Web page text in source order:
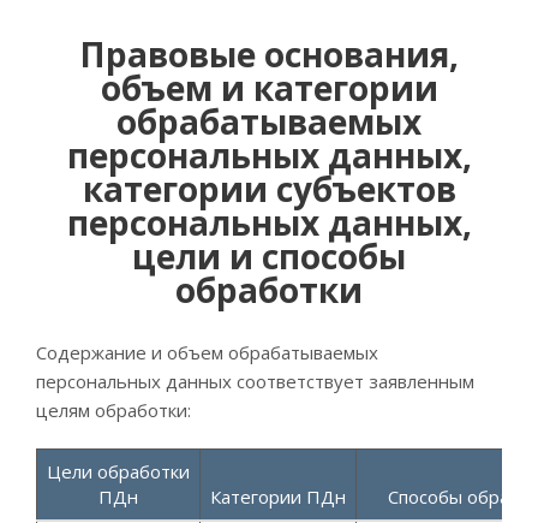
Правовые основания,
объем и категории
обрабатываемых
персональных данных,
категории субъектов
персональных данных,
цели и способы
обработки
Содержание и объем обрабатываемых
персональных данных соответствует заявленным
целям обработки:
Цели обработки
ПДн
Категории ПДн
Способы